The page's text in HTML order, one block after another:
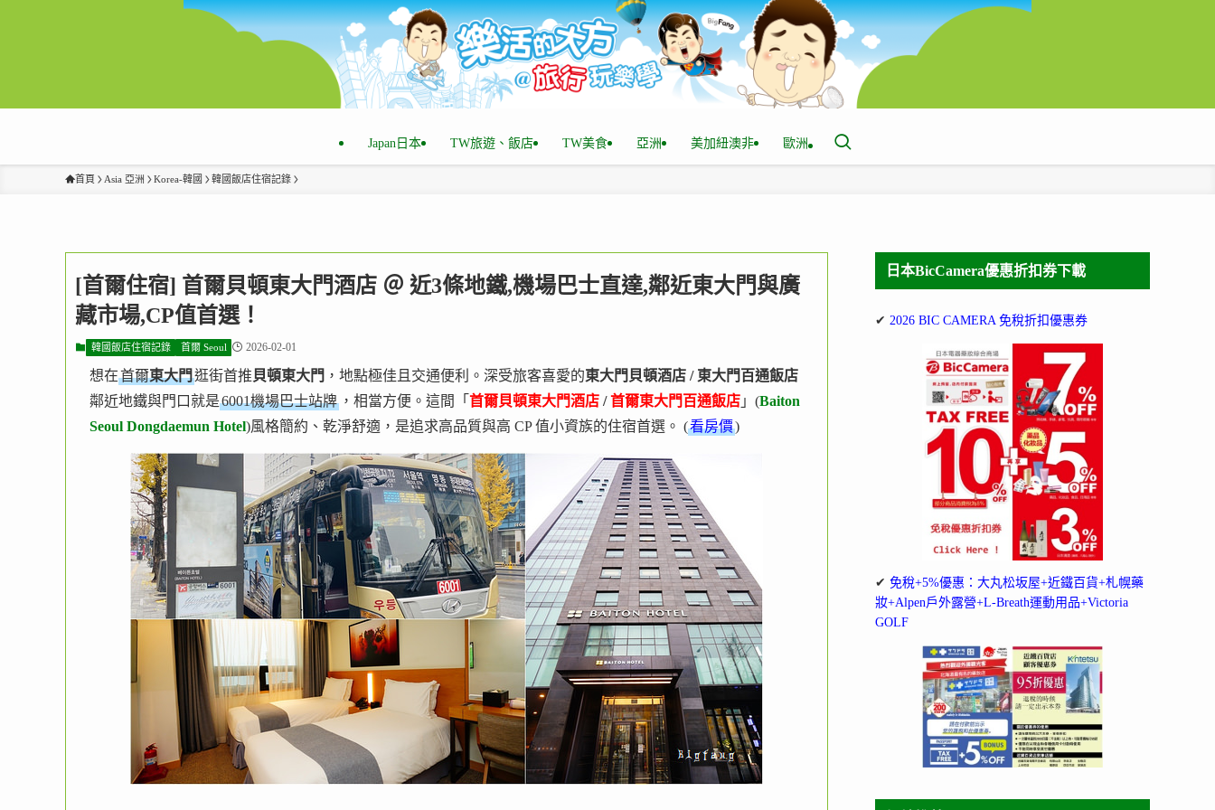
Japan日本 TW旅遊、飯店 TW美食 亞洲 美加紐澳非 歐洲
首頁 Asia 亞洲 Korea-韓國 韓國飯店住宿記錄
[首爾住宿] 首爾貝頓東大門酒店 ＠ 近3條地鐵,機場巴士直達,鄰近東大門與廣
藏市場,CP值首選！
韓國飯店住宿記錄 首爾 Seoul 2026-02-01
想在首爾東大門逛街首推貝頓東大門 ，地點極佳且交通便利。深受旅客喜愛的東大門貝頓酒店 / 東大門百通飯店
鄰近地鐵與門口就是6001機場巴士站牌 ，相當方便。這間「 首爾貝頓東大門酒店 /首爾東大門百通飯店 」(Baiton
Seoul Dongdaemun Hotel)風格簡約、乾淨舒適，是追求高品質與高 CP 值小資族的住宿首選。 (看房價)
日本BicCamera優惠折扣券下載
✔ 2026 BIC CAMERA 免稅折扣優惠券
✔ 免稅+5%優惠：大丸松坂屋+近鐵百貨+札幌藥
妝+Alpen戶外露營+L-Breath運動用品+Victoria
GOLF